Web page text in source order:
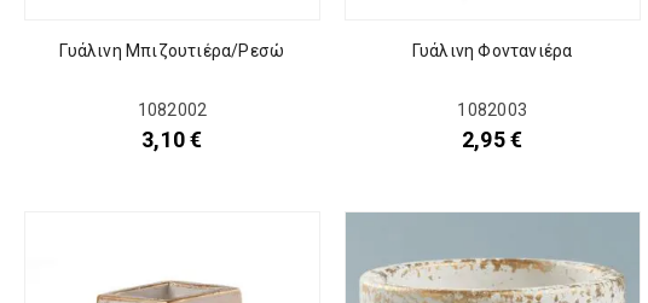
Γυάλινη Μπιζουτιέρα/Ρεσώ
1082002
3,10€
Γυάλινη Φοντανιέρα
1082003
2,95€